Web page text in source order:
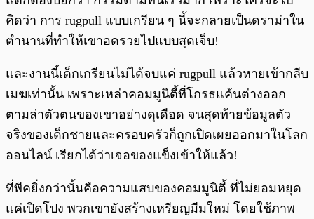
คิดว่า การ rugpull แบบเกรียน ๆ นี้จะกลายเป็นดราม่าใน
ตำนานที่ทำให้เขาอดรวยไปแบบสุดเจ็บ!
และงานนี้เด็กเกรียนไม่ได้จบแค่ rugpull แล้วหายเข้ากลีบ
เมฆเท่านั้น เพราะเหล่าคอมมูนิตี้ที่โกรธแค้นต่างออก
ตามล่าตัวตนของเขาอย่างดุเดือด จนสุดท้ายข้อมูลตัว
จริงของเด็กชายและครอบครัวก็ถูกเปิดเผยออกมาในโลก
ออนไลน์ เรียกได้ว่าเจอของแข็งเข้าให้แล้ว!
ที่พีคยิ่งกว่านั้นคือความแสบของคอมมูนิตี้ ที่ไม่ยอมหยุด
แค่เปิดโปง พวกเขายังสร้างเหรียญมีมใหม่ โดยใช้ภาพ